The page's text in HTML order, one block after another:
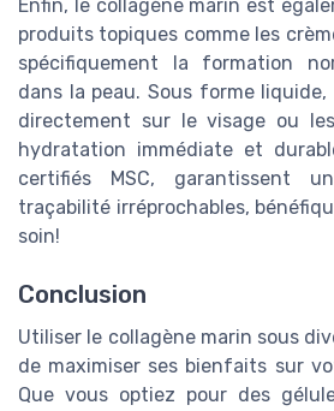
Enfin, le collagène marin est
produits topiques comme les
spécifiquement la formation
dans la peau. Sous forme
directement sur le visage ou
hydratation immédiate et
certifiés MSC, garantissent
traçabilité irréprochables,
soin!
Conclusion
Utiliser le collagène marin sous
de maximiser ses bienfaits sur
Que vous optiez pour des